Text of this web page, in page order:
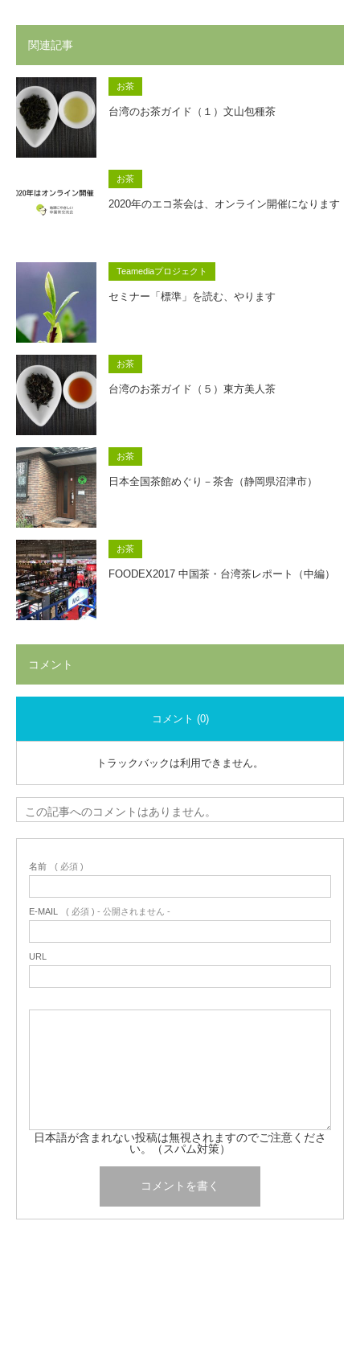
関連記事
お茶
台湾のお茶ガイド（１）文山包種茶
お茶
2020年のエコ茶会は、オンライン開催になります
Teamediaプロジェクト
セミナー「標準」を読む、やります
お茶
台湾のお茶ガイド（５）東方美人茶
お茶
日本全国茶館めぐり－茶舎（静岡県沼津市）
お茶
FOODEX2017 中国茶・台湾茶レポート（中編）
コメント
コメント (0)
トラックバックは利用できません。
この記事へのコメントはありません。
名前 ( 必須 )
E-MAIL ( 必須 ) - 公開されません -
URL
日本語が含まれない投稿は無視されますのでご注意くださ
い。（スパム対策）